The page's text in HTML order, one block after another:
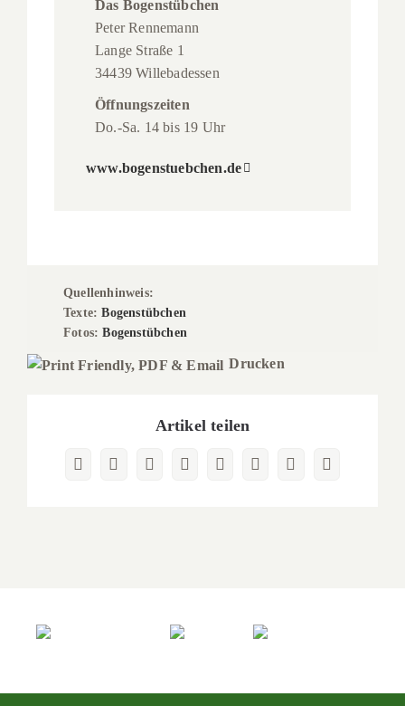
Das Bogenstübchen
Peter Rennemann
Lange Straße 1
34439 Willebadessen
Öffnungszeiten
Do.-Sa. 14 bis 19 Uhr
www.bogenstuebchen.de
Quellenhinweis:
Texte:Bogenstübchen
Fotos:Bogenstübchen
Drucken
Artikel teilen
Facebook
X RedditLinkedInWhatsApp
Pinterest
Vk
E-